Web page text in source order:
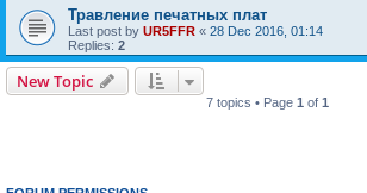
Травление печатных плат
Last post by UR5FFR « 28 Dec 2016, 01:14
Replies: 2
New Topic
7 topics • Page 1 of 1